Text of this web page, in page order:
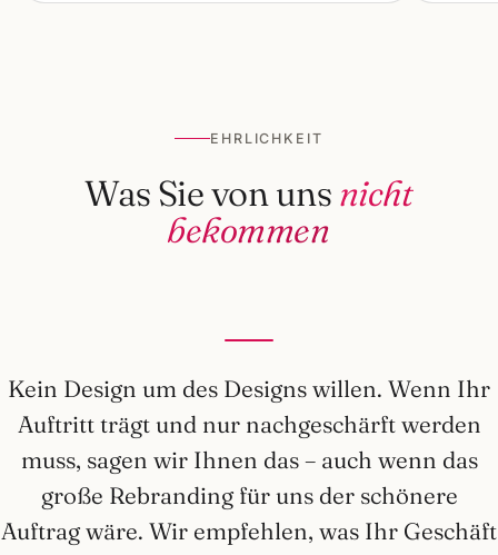
EHRLICHKEIT
Was Sie von uns nicht
bekommen
Kein Design um des Designs willen. Wenn Ihr
Auftritt trägt und nur nachgeschärft werden
muss, sagen wir Ihnen das – auch wenn das
große Rebranding für uns der schönere
Auftrag wäre. Wir empfehlen, was Ihr Geschäft